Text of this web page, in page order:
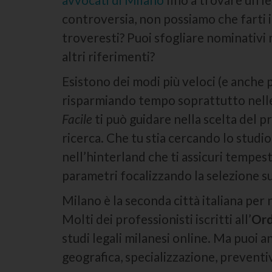
controversia, non possiamo che farti
troveresti? Puoi sfogliare nominativi
altri riferimenti?
Esistono dei modi più veloci (e anche
risparmiando tempo soprattutto
Facile ti può guidare nella scelta del
ricerca. Che tu stia cercando lo
nell’hinterland che ti assicuri
parametri focalizzando la selezione
Milano è la seconda città italiana per
Molti dei professionisti iscritti all’
studi legali milanesi online. Ma puoi
geografica, specializzazione,